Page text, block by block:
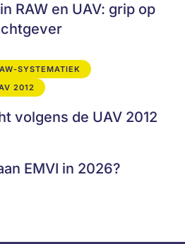
RAW en UAV: grip op
SYSTEMATIEK
2012
volgens de UAV 2012
EMVI in 2026?